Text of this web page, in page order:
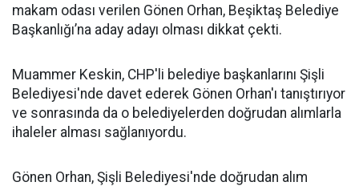
makam odası verilen Gönen Orhan, Beşiktaş Belediye
Başkanlığı’na aday adayı olması dikkat çekti.
Muammer Keskin, CHP'li belediye başkanlarını Şişli
Belediyesi'nde davet ederek Gönen Orhan'ı tanıştırıyor
ve sonrasında da o belediyelerden doğrudan alımlarla
ihaleler alması sağlanıyordu.
Gönen Orhan, Şişli Belediyesi'nde doğrudan alım